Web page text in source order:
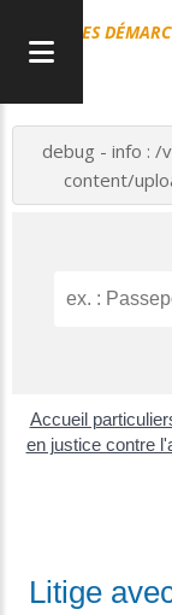
MES
debug - info :
content/
Accueil
en justice contre
Litige